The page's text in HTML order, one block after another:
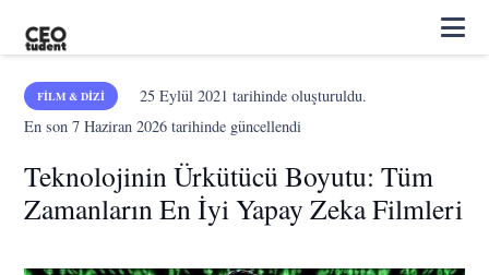
FILM & DIZI 25 Eylül 2021 tarihinde oluşturuldu.
En son7 Haziran 2026 tarihinde güncellendi
Teknolojinin Ürkütücü Boyutu: Tüm
Zamanların En İyi Yapay Zeka Filmleri